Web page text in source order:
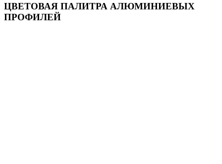
ЦВЕТОВАЯ ПАЛИТРА АЛЮМИНИЕВЫХ
ПРОФИЛЕЙ